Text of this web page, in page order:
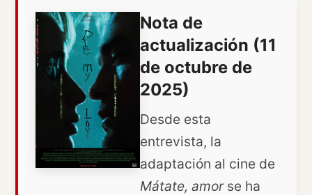
Nota de
actualización (11
de octubre de
2025)
Desde esta
entrevista, la
adaptación al cine de
Mátate, amorse ha